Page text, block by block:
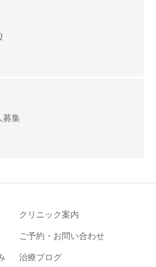
募集
クリニック案内
ご予約・お問い合わせ
治療ブログ